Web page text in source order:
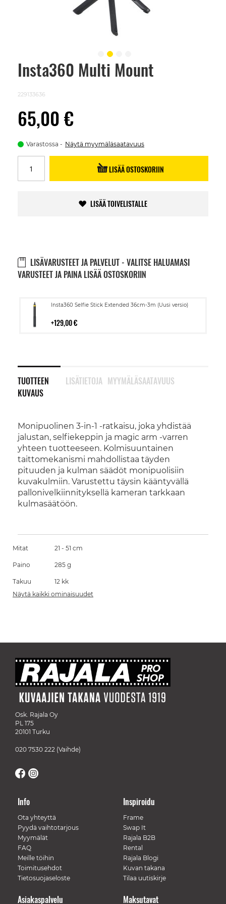
Insta360 Multi Mount
229133636
65,00 €
Varastossa Näytä myymäläsaatavuus
LISÄÄ OSTOSKORIIN
LISÄÄ TOIVELISTALLE
LISÄVARUSTEET JA PALVELUT - VALITSE HALUAMASI
VARUSTEET JA PAINA LISÄÄ OSTOSKORIIN
Insta360 Selfie Stick Extended 36cm-3m (Uusi versio)
129,00 €
Lisää
TUOTTEEN
KUVAUS
Monipuolinen 3-in-1 -ratkaisu, joka yhdistää
jalustan, selfiekeppin ja magic arm -varren
yhteen tuotteeseen. Kolmisuuntainen
taittomekanismi mahdollistaa täyden
pituuden ja kulman säädöt monipuolisiin
kuvakulmiin. Varustettu täysin kääntyvällä
pallonivelkiinnityksellä kameran tarkkaan
kulmasäätöön.
LISÄTIETOJA MYYMÄLÄSAATAVUUS
Skip
images
gallery
Mitat 21 - 51 cm
Paino 285 g
Takuu
12 kk
Näytä kaikki ominaisuudet
Osk. Rajala Oy
PL 175
20101 Turku
020 7530 222 (Vaihde)
Info
Ota yhteyttä
Pyydä vaihtotarjous
Myymälät
FAQ
Meille töihin
Toimitusehdot
Tietosuojaseloste
Inspiroidu
Frame
Swap It
Rajala B2B
Rental
Rajala Blogi
Kuvan takana
Tilaa uutiskirje
Maksutavat
Asiakaspalvelu